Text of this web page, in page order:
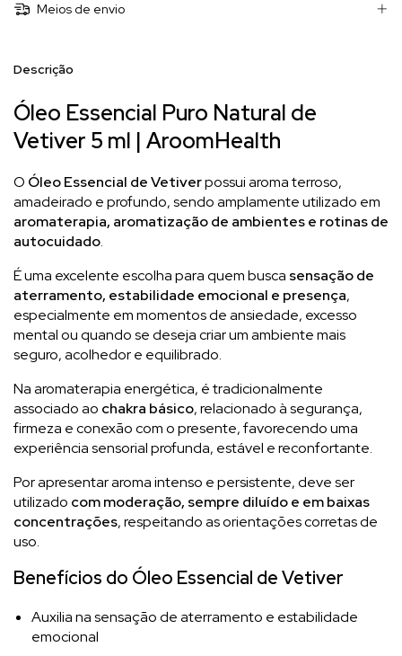
Meios de envio
Descrição
Óleo Essencial Puro Natural de
Vetiver 5 ml | AroomHealth
O Óleo Essencial de Vetiverpossui aroma terroso,
amadeirado e profundo, sendo amplamente utilizado em
aromaterapia, aromatização de ambientes e rotinas de
autocuidado.
É uma excelente escolha para quem busca sensação de
aterramento, estabilidade emocional e presença,
especialmente em momentos de ansiedade, excesso
mental ou quando se deseja criar um ambiente mais
seguro, acolhedor e equilibrado.
Na aromaterapia energética, é tradicionalmente
associado ao chakra básico, relacionado à segurança,
firmeza e conexão com o presente, favorecendo uma
experiência sensorial profunda, estável e reconfortante.
Por apresentar aroma intenso e persistente, deve ser
utilizado com moderação, sempre diluído e em baixas
concentrações, respeitando as orientações corretas de
uso.
Benefícios do Óleo Essencial de Vetiver
Auxilia na sensação de aterramento e estabilidade
emocional